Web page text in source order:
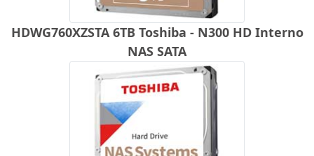
HDWG760XZSTA 6TB Toshiba - N300 HD Interno
NAS SATA